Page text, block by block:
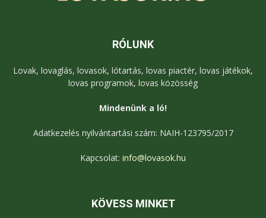
RÓLUNK
Lovak, lovaglás, lovasok, lótartás, lovas piactér, lovas játékok,
lovas programok, lovas közösség
Mindenünk a ló!
Adatkezelés nyilvántartási szám: NAIH-123795/2017
Kapcsolat: info@lovasok.hu
KÖVESS MINKET